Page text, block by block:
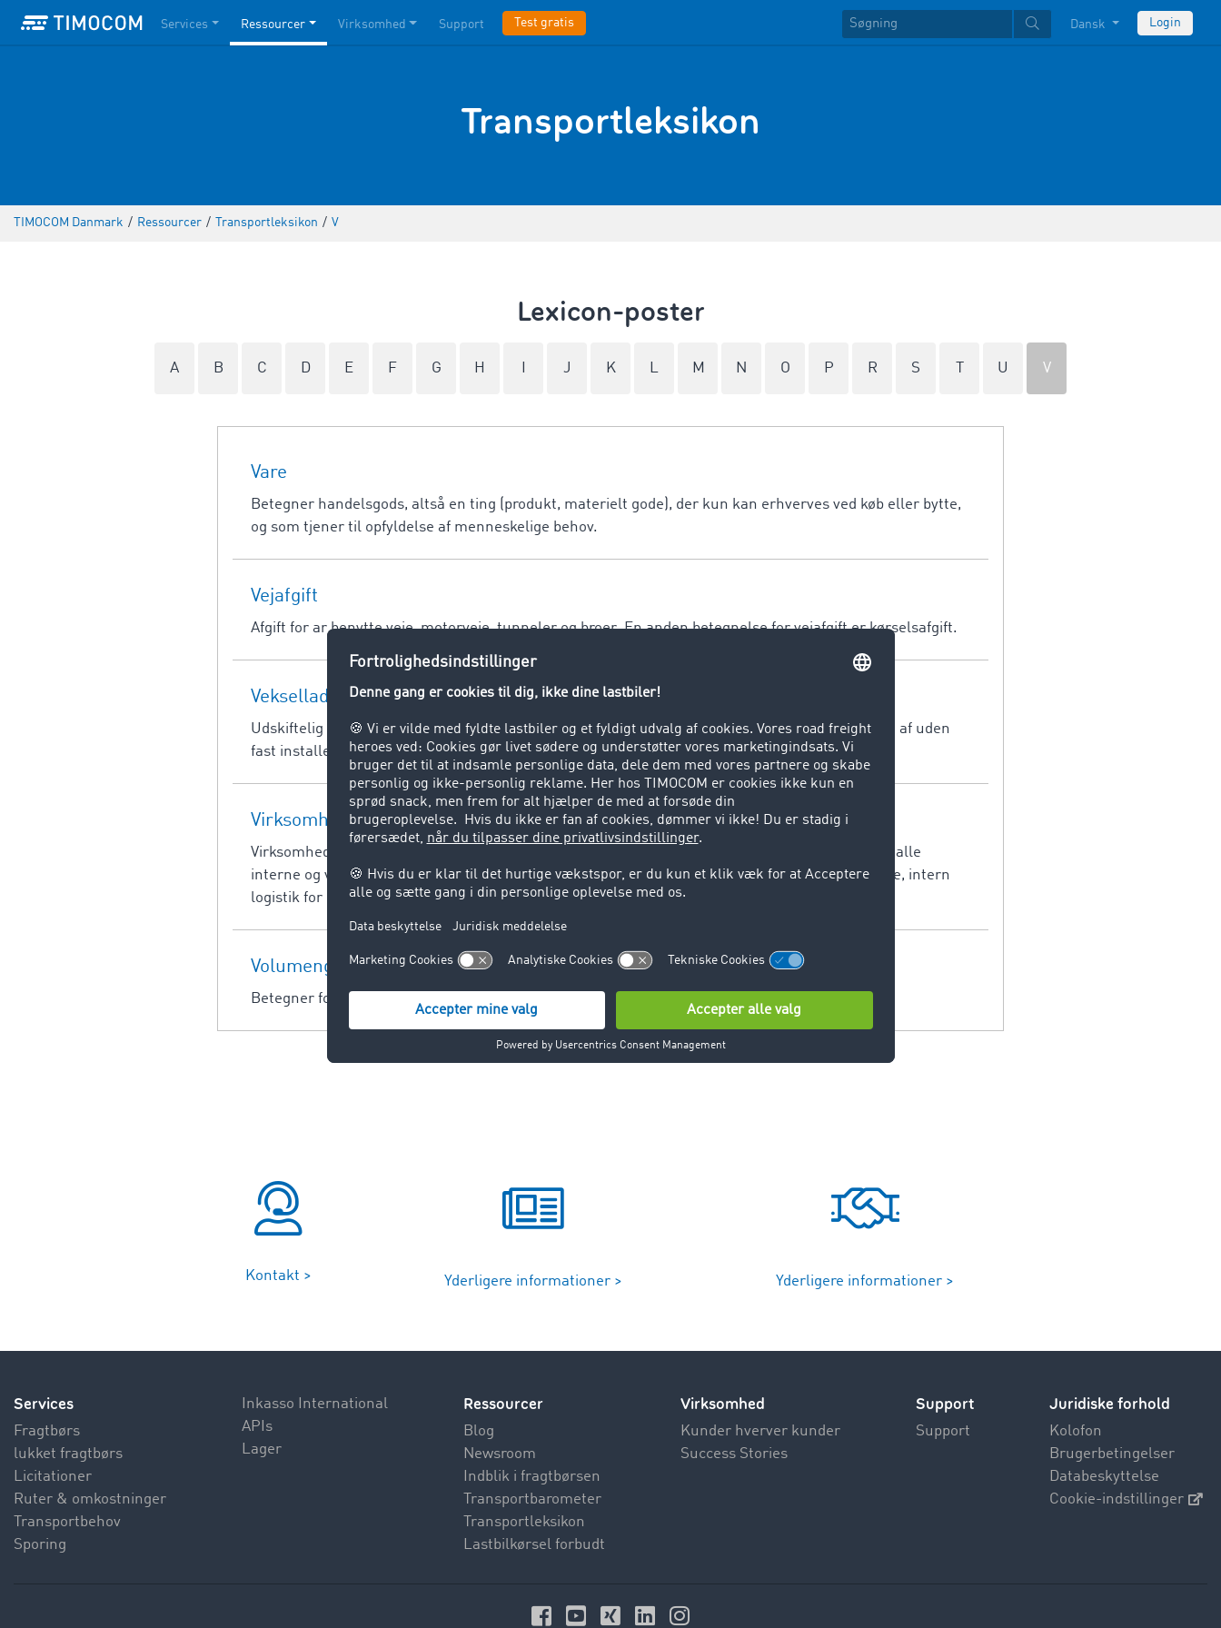
Services Ressourcer Virksomhed Support Test gratis Dansk Login
Transportleksikon
TIMOCOM Danmark / Ressourcer / Transportleksikon / V
Lexicon-poster
A B C D E F G H J K L M N O P R S U V
Vare
Betegner handelsgods, altså en ting (produkt, materielt gode), der kun kan erhverves ved køb eller bytte,
og som tjener til opfyldelse af menneskelige behov.
Vejafgift
Afgift for ar benytte veje, motorveje, tunneler og broer. En anden betegnelse for vejafgift er kørselsafgift.
Veksellad
Udskiftelig lastbilsopbygning til godstransport. Veksellad er standardiserede og kan tages på og af uden
fast installerede tekniske hjælpemidler. Benyttes overvejende i kombineret trafik (vej/bane).
Virksomhedslogistik
Virksomhedslogistik er fællesbetegnelsen for en virksomheds samlede logistik. Dette omfatter alle
interne og virksomhedsoverskridende aspekter i forbindelse med logistik. Herunder anskaffelse, intern
logistik for produktionen samt forsendelse og distribution
Volumengods
Betegner forsendelser med stort volumen eller store dimensioner, der fylder meget.
Kontakt > Yderligere informationer > Yderligere informationer >
Services
Fragtbørs
lukket fragtbørs
Licitationer
Ruter & omkostninger
Transportbehov
Sporing
Inkasso International
APIs
Lager
Ressourcer
Blog
Newsroom
Indblik i fragtbørsen
Transportbarometer
Transportleksikon
Lastbilkørsel forbudt
Virksomhed
Kunder hverver kunder
Success Stories
Support
Support
Juridiske forhold
Kolofon
Brugerbetingelser
Databeskyttelse
Cookie-indstillinger